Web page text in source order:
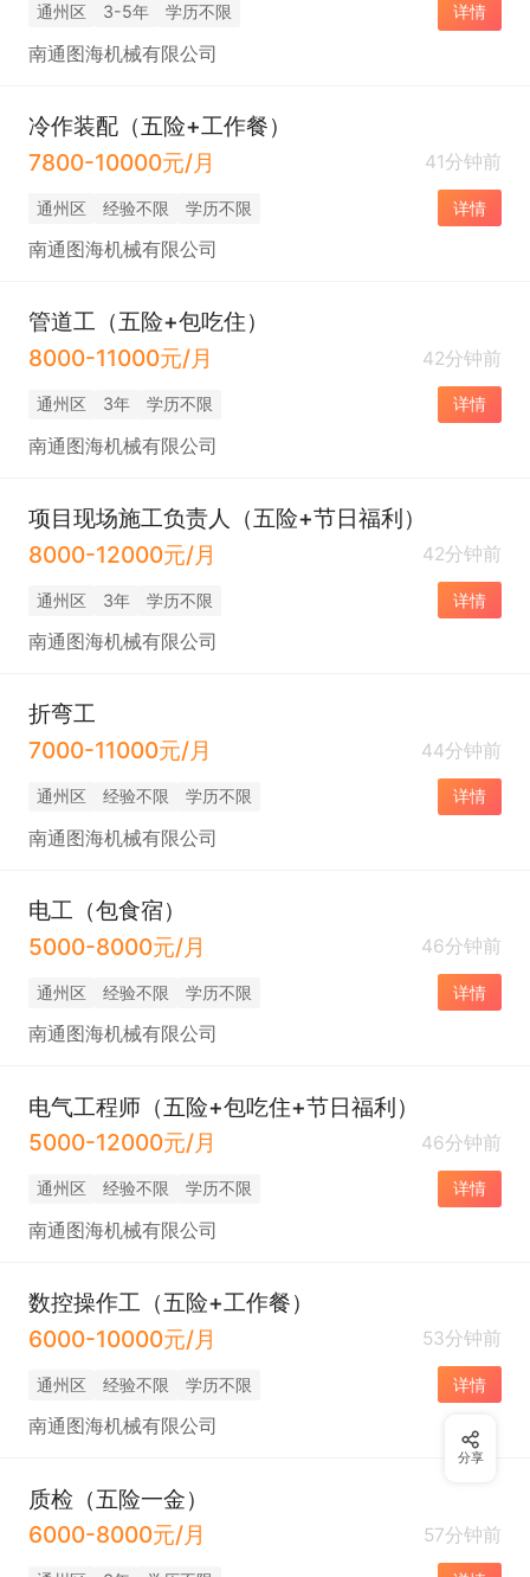
通州区 3-5年 学历不限 详情
南通图海机械有限公司
冷作装配（五险+工作餐）
7800-10000元/月
41分钟前
通州区 经验不限 学历不限 详情
南通图海机械有限公司
管道工（五险+包吃住）
8000-11000元/月
42分钟前
通州区 3年 学历不限 详情
南通图海机械有限公司
项目现场施工负责人（五险+节日福利）
8000-12000元/月
42分钟前
通州区 3年 学历不限 详情
南通图海机械有限公司
折弯工
7000-11000元/月
44分钟前
通州区 经验不限 学历不限 详情
南通图海机械有限公司
电工（包食宿）
5000-8000元/月
46分钟前
通州区 经验不限 学历不限 详情
南通图海机械有限公司
电气工程师（五险+包吃住+节日福利）
5000-12000元/月
46分钟前
通州区 经验不限 学历不限 详情
南通图海机械有限公司
数控操作工（五险+工作餐）
6000-10000元/月
53分钟前
通州区 经验不限 学历不限 详情
南通图海机械有限公司
质检（五险一金）
6000-8000元/月
57分钟前
分享